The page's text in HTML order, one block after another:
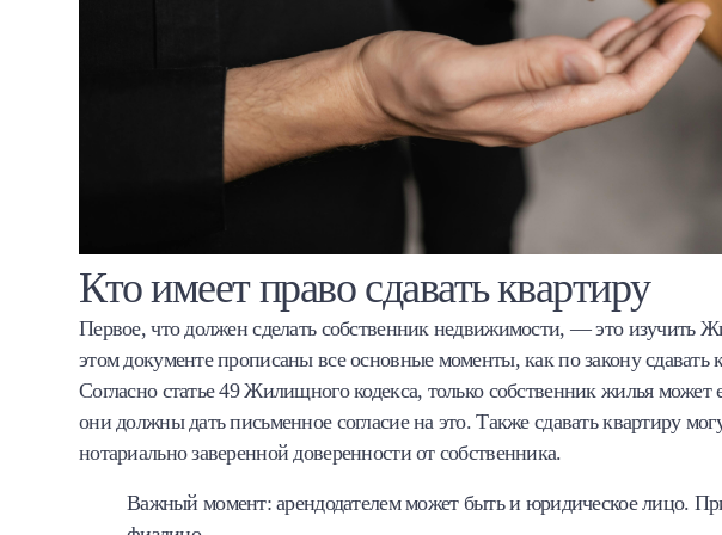
Кто имеет право сдавать квартиру
Первое, что должен сделать собственник недвижимости, — это изучить
этом документе прописаны все основные моменты, как по закону сдавать
Согласно статье 49 Жилищного кодекса, только собственник жилья может
они должны дать письменное согласие на это. Также сдавать квартиру
нотариально заверенной доверенности от собственника.
Важный момент: арендодателем может быть и юридическое лицо.